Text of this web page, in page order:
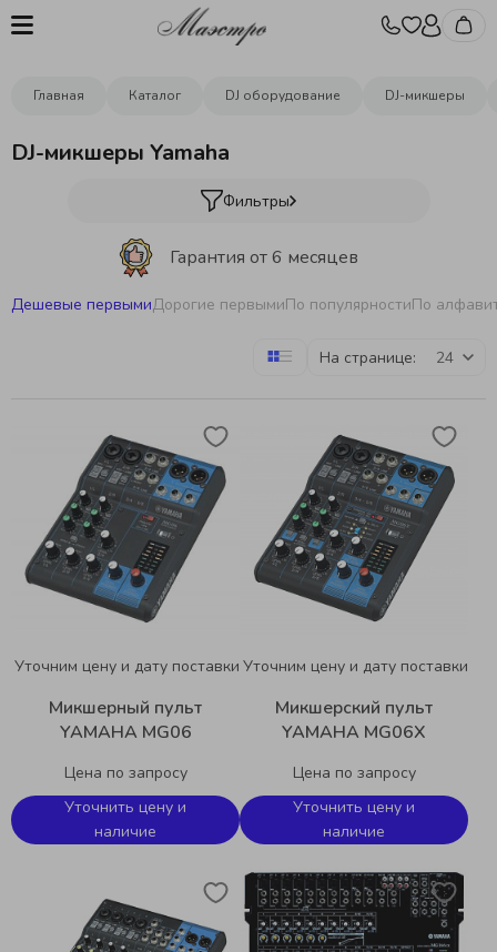
Главная Каталог DJ оборудование DJ-микшеры
DJ-микшеры Yamaha
Фильтры
Гарантия от 6 месяцев
Дешевые первымиДорогие первымиПо популярностиПо
На странице:
Уточним цену и дату поставки
Микшерный пульт
YAMAHA MG06
Цена по запросу
Уточнить цену и
наличие
Уточним цену и дату поставки
Микшерский пульт
YAMAHA MG06X
Цена по запросу
Уточнить цену и
наличие